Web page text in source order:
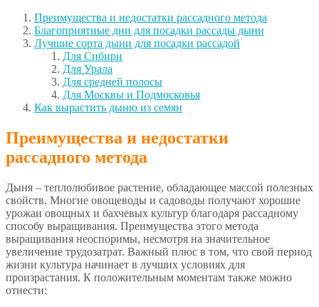
Преимущества и недостатки рассадного метода
Благоприятные дни для посадки рассады дыни
Лучшие сорта дыни для посадки рассадой
Для Сибири
Для Урала
Для средней полосы
Для Москвы и Подмосковья
Как вырастить дыню из семян
Преимущества и недостатки
рассадного метода
Дыня – теплолюбивое растение, обладающее массой полезных
свойств. Многие овощеводы и садоводы получают хорошие
урожаи овощных и бахчевых культур благодаря рассадному
способу выращивания. Преимущества этого метода
выращивания неоспоримы, несмотря на значительное
увеличение трудозатрат. Важный плюс в том, что свой период
жизни культура начинает в лучших условиях для
произрастания. К положительным моментам также можно
отнести: